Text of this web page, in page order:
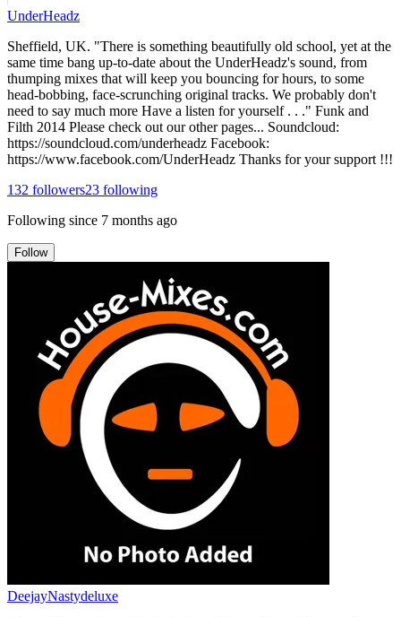
UnderHeadz
Sheffield, UK. "There is something beautifully old school, yet at the
same time bang up-to-date about the UnderHeadz's sound, from
thumping mixes that will keep you bouncing for hours, to some
head-bobbing, face-scrunching original tracks. We probably don't
need to say much more Have a listen for yourself . . ." Funk and
Filth 2014 Please check out our other pages... Soundcloud:
https://soundcloud.com/underheadz Facebook:
https://www.facebook.com/UnderHeadz Thanks for your support !!!
132 followers23 following
Following since 7 months ago
Follow
DeejayNastydeluxe